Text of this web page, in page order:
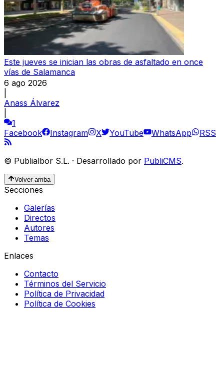
Este jueves se inician las obras de asfaltado en once
vías de Salamanca
6 ago 2026
Anass Álvarez
1
Facebook
Instagram X YouTube WhatsApp RSS
© Publialbor S.L. · Desarrollado por PubliCMS.
Volver arriba
Secciones
Galerías
Directos
Autores
Temas
Enlaces
Contacto
Términos del Servicio
Política de Privacidad
Política de Cookies